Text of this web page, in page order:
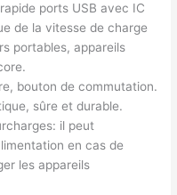
ports USB avec IC
de la vitesse de charge
portables, appareils
bouton de commutation.
sûre et durable.
il peut
en cas de
les appareils